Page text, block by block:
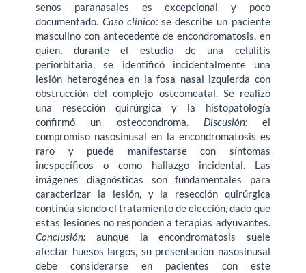
senos paranasales es excepcional y poco
documentado. Caso clínico:se describe un paciente
masculino con antecedente de encondro­matosis, en
quien, durante el estudio de una celulitis
periorbitaria, se identificó incidentalmente una
lesión heterogénea en la fosa nasal izquierda con
obstrucción del complejo osteomeatal. Se realizó
una resección quirúrgica y la histopatología
confirmó un osteocondroma. Discusión: el
compromiso nasosinusal en la encondro­matosis es
raro y puede manifestarse con síntomas
inespecíficos o como hallazgo incidental. Las
imágenes diagnósticas son fundamentales para
caracterizar la lesión, y la resección quirúrgica
continúa siendo el tratamiento de elección, dado que
estas lesiones no responden a terapias adyuvantes.
Conclusión: aunque la encondroma­tosis suele
afectar huesos largos, su presentación nasosinusal
debe considerarse en pacientes con este